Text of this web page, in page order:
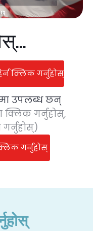
क्लिक गर्नुहोस्
उपलब्ध छन्
गर्नुहोस्,
गर्नुहोस्